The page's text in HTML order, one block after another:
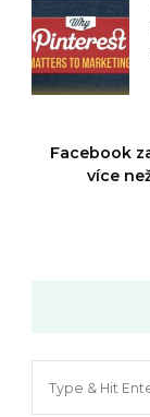
Facebook
více